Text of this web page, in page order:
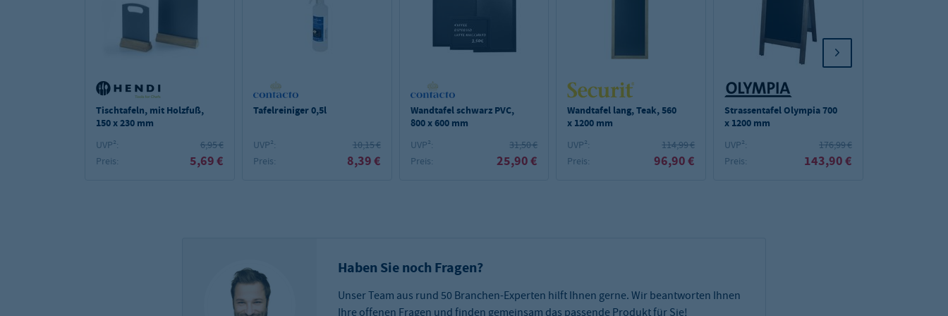
Tischtafeln, mit Holzfuß,
150 x 230 mm
UVP²:
6,95 €
Preis:
5,69 €
Tafelreiniger 0,5l
UVP²:
10,15 €
Preis:
8,39 €
Wandtafel schwarz PVC,
800 x 600 mm
UVP²:
31,50 €
Preis:
25,90 €
Wandtafel lang, Teak, 560
x 1200 mm
UVP²:
114,99 €
Preis:
96,90 €
Strassentafel Olympia 700
x 1200 mm
UVP²:
176,99 €
Preis:
143,90 €
Haben Sie noch Fragen?
Unser Team aus rund 50 Branchen-Experten hilft Ihnen gerne. Wir beantworten Ihnen
Ihre offenen Fragen und finden gemeinsam das passende Produkt für Sie!